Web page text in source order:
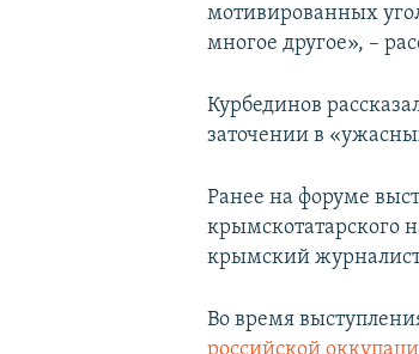
мотивированных
многое другое», –
Курбединов
заточении в
Ранее на форуме
крымскотатарского
крымский
Во время